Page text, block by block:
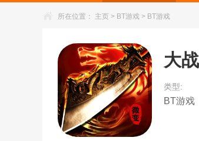
所在位置： 主页 > BT游戏 > BT游戏
大
类型:
BT游戏